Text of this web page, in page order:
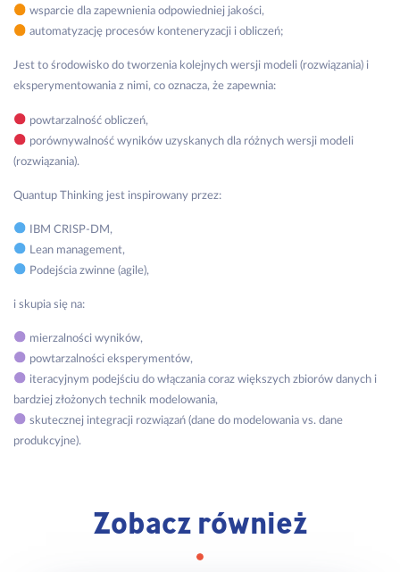
wsparcie dla zapewnienia odpowiedniej jakości,
automatyzację procesów konteneryzacji i obliczeń;
Jest to środowisko do tworzenia kolejnych wersji modeli (rozwiązania) i
eksperymentowania z nimi, co oznacza, że zapewnia:
powtarzalność obliczeń,
porównywalność wyników uzyskanych dla różnych wersji modeli
(rozwiązania).
Quantup Thinking jest inspirowany przez:
IBM CRISP-DM,
Lean management,
Podejścia zwinne (agile),
i skupia się na:
mierzalności wyników,
powtarzalności eksperymentów,
iteracyjnym podejściu do włączania coraz większych zbiorów danych i
bardziej złożonych technik modelowania,
skutecznej integracji rozwiązań (dane do modelowania vs. dane
produkcyjne).
Zobacz również